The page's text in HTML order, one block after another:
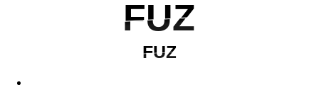
FUZ
FUZ
FUZ
FUZ